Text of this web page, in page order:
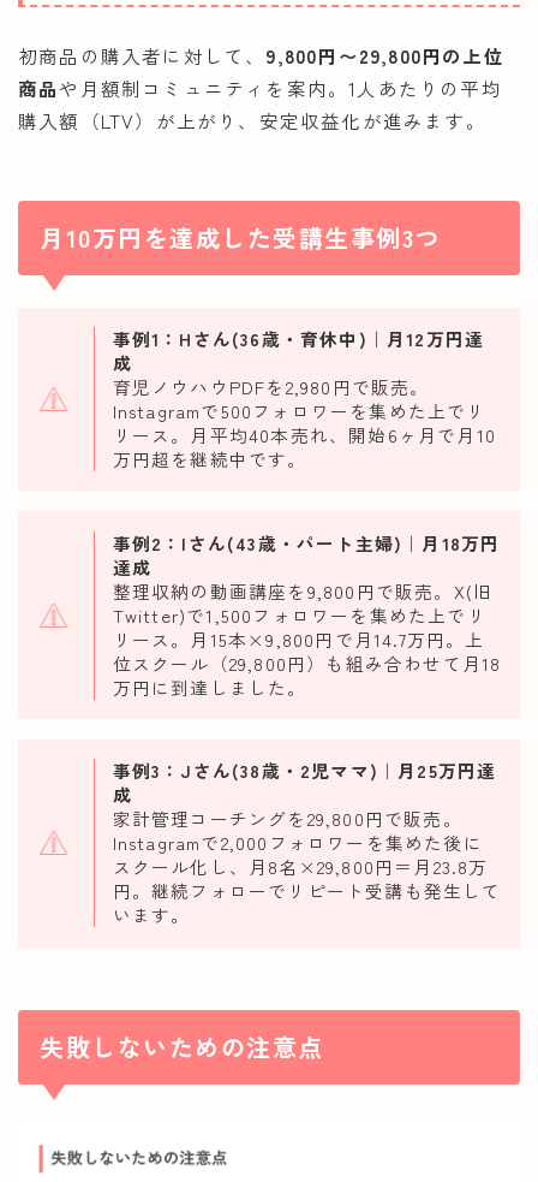
初商品の購入者に対して、 9,800円〜29,800円の上位
商品や月額制コミュニティを案内。1人あたりの平均
購入額（LTV）が上がり、安定収益化が進みます。
月10万円を達成した受講生事例3つ
事例1：Hさん(36歳・育休中)｜月12万円達
成
育児ノウハウPDFを2,980円で販売。
Instagramで500フォロワーを集めた上でリ
リース。月平均40本売れ、開始6ヶ月で月10
万円超を継続中です。
事例2：Iさん(43歳・パート主婦)｜月18万円
達成
整理収納の動画講座を9,800円で販売。X(旧
Twitter)で1,500フォロワーを集めた上でリ
リース。月15本×9,800円で月14.7万円。上
位スクール（29,800円）も組み合わせて月18
万円に到達しました。
事例3：Jさん(38歳・2児ママ)｜月25万円達
成
家計管理コーチングを29,800円で販売。
Instagramで2,000フォロワーを集めた後に
スクール化し、月8名×29,800円＝月23.8万
円。継続フォローでリピート受講も発生して
います。
失敗しないための注意点